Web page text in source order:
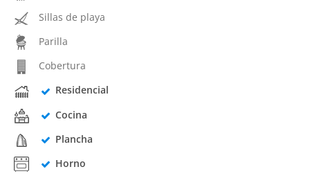
Sillas de playa
Parilla
Cobertura
Residencial
Cocina
Plancha
Horno